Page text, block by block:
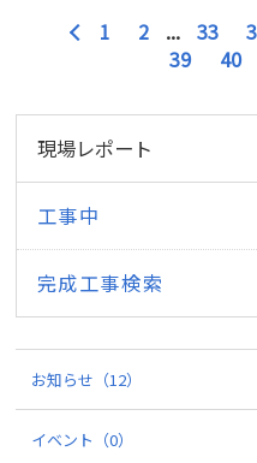
1 2 ... 33
39
40
現場レポート
工事中
完成工事検索
お知らせ （12）
イベント （0）